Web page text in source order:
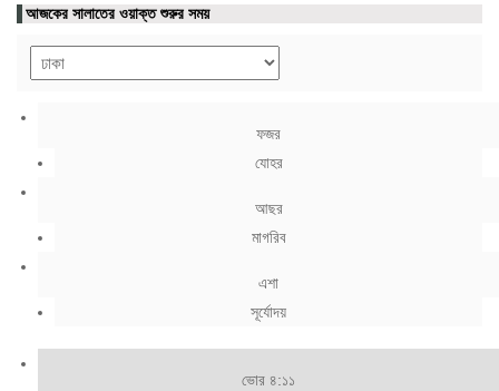
আজকের সালাতের ওয়াক্ত শুরুর সময়
ফজর
যোহর
আছর
মাগরিব
এশা
সূর্যোদয়
ভোর ৪:১১